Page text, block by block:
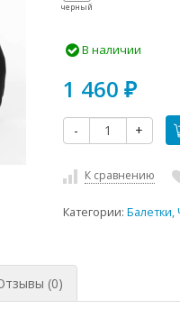
черный
В наличии
1 460 ₽
- +
К сравнению
Категории: Балетки,
(0)